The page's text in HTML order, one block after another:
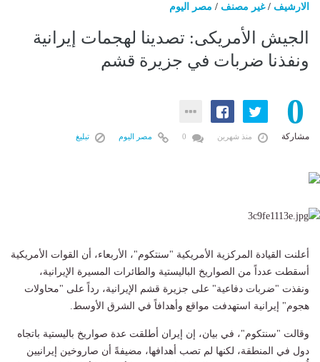
الارشيف /غير مصنف / مصر اليوم
الجيش الأمريكى: تصدينا لهجمات إيرانية
ونفذنا ضربات في جزيرة قشم
0
مشاركة منذ شهرين مصر اليوم تبليغ
أعلنت القيادة المركزية الأمريكية "سنتكوم"، الأربعاء، أن القوات الأمريكية
أسقطت عدداً من الصواريخ الباليستية والطائرات المسيرة الإيرانية،
ونفذت "ضربات دفاعية" على جزيرة قشم الإيرانية، رداً على "محاولات
هجوم" إيرانية استهدفت مواقع وأهدافاً في الشرق الأوسط.
وقالت "سنتكوم"، في بيان، إن إيران أطلقت عدة صواريخ باليستية باتجاه
دول في المنطقة، لكنها لم تصب أهدافها، مضيفةً أن صاروخين إيرانيين